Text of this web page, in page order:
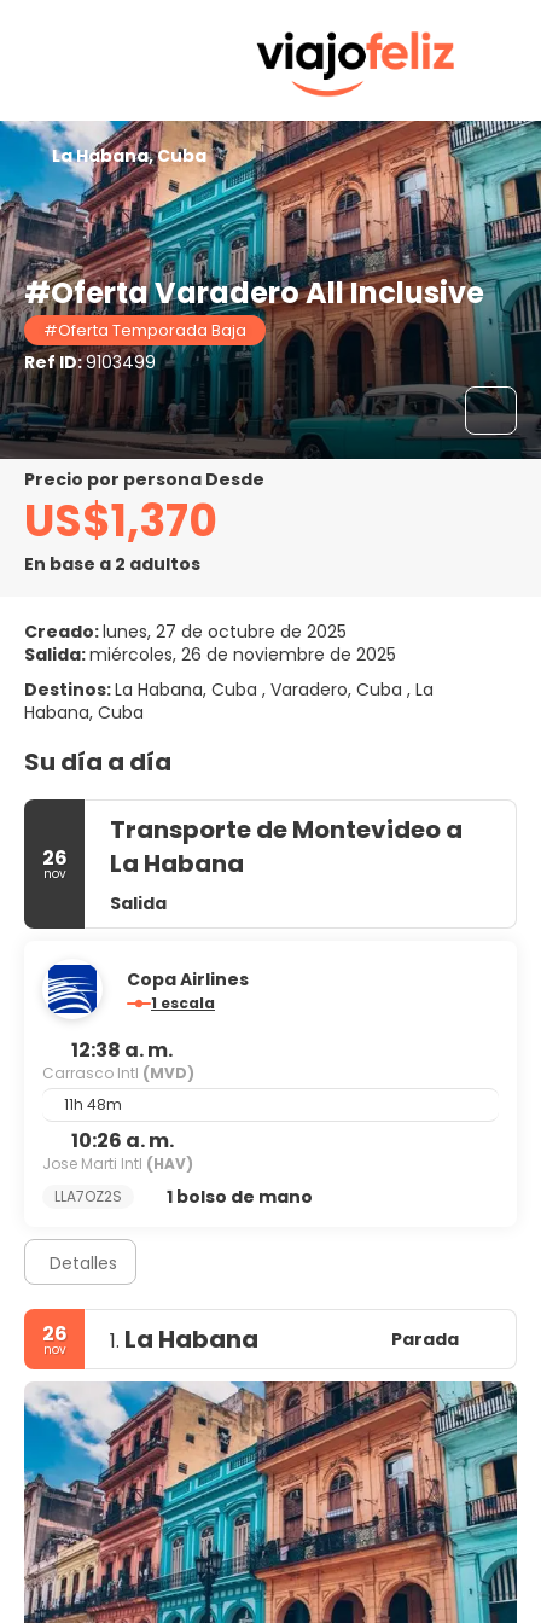
#Oferta Varadero All Inclusive
#Oferta Temporada Baja
Ref ID:9103499
La Habana, Cuba
precio por persona Desde
US$1,370
En base a 2 adultos
Creado:lunes, 27 de octubre de 2025
Salida:miércoles, 26 de noviembre de 2025
Destinos:La Habana, Cuba , Varadero, Cuba , La
Habana, Cuba
Su día a día
26
nov
Transporte de Montevideo a
La Habana
Salida
Copa Airlines
1 escala
12:38 a. m.
Carrasco Intl (MVD)
11h 48m
10:26 a. m.
Jose Marti Intl (HAV)
LLA7OZ2S
1 bolso de mano
Detalles
26
nov 1. La Habana Parada